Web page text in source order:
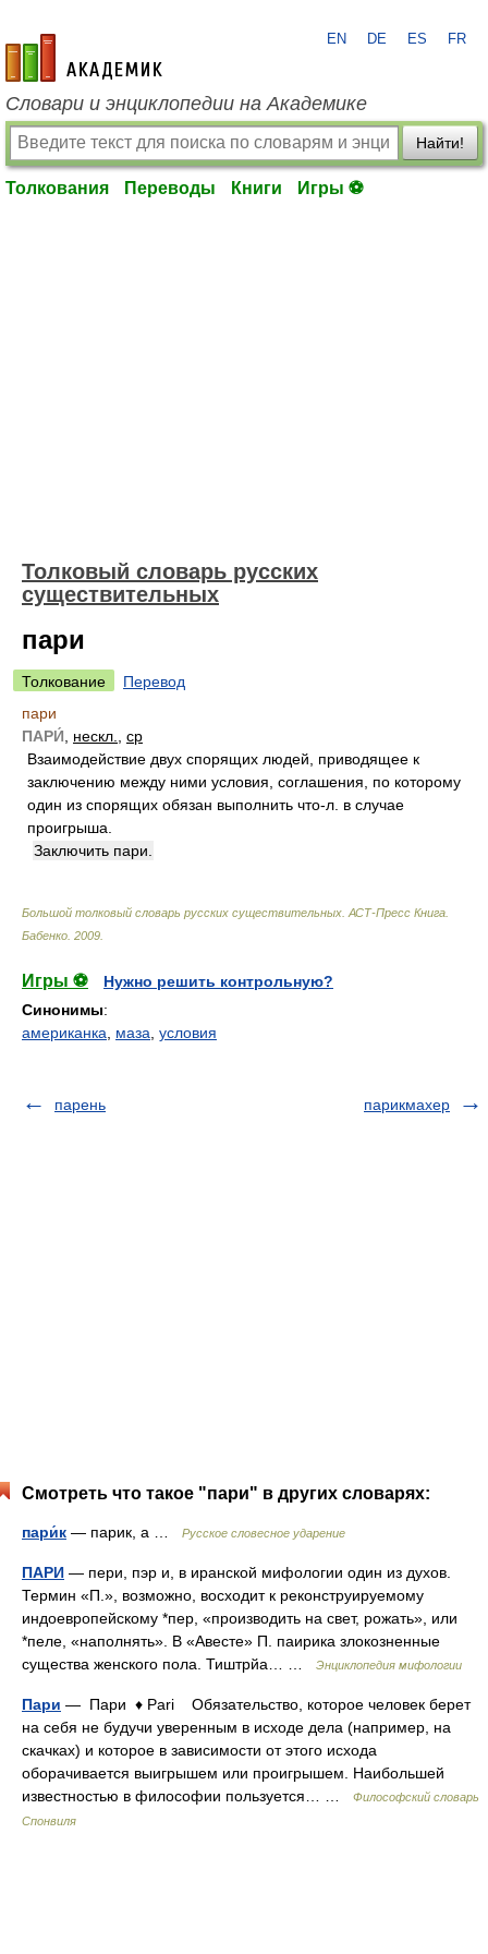
academic.ru
EN DE ES FR
Словари и энциклопедии на Академике
Найти!
Толкования Переводы Книги Игры ⚽
Толковый словарь русских
существительных
пари
Толкование
Перевод
пари
ПАРИ́
нескл.
ср
Взаимодействие двух спорящих людей, приводящее к
заключению между ними условия, соглашения, по которому
один из спорящих обязан выполнить что-л. в случае
проигрыша.
Заключить пари.
Большой толковый словарь русских существительных. АСТ-Пресс Книга
Бабенко 2009
Игры ⚽
Нужно решить контрольную?
Синонимы:
американка
маза условия
парень парикмахер
Смотреть что такое "пари" в других словарях:
пари́к — парик, а … Русское словесное ударение
ПАРИ — пери, пэр и, в иранской мифологии один из духов.
Термин «П.», возможно, восходит к реконструируемому
индоевропейскому *пер, «производить на свет, рожать», или
*пеле, «наполнять». В «Авесте» П. паирика злокозненные
существа женского пола. Тиштрйа… …
Энциклопедия мифологии
Пари — Пари ♦ Pari Обязательство, которое человек берет
на себя не будучи уверенным в исходе дела (например, на
скачках) и которое в зависимости от этого исхода
оборачивается выигрышем или проигрышем. Наибольшей
известностью в философии пользуется… …
Философский словарь
Спонвиля